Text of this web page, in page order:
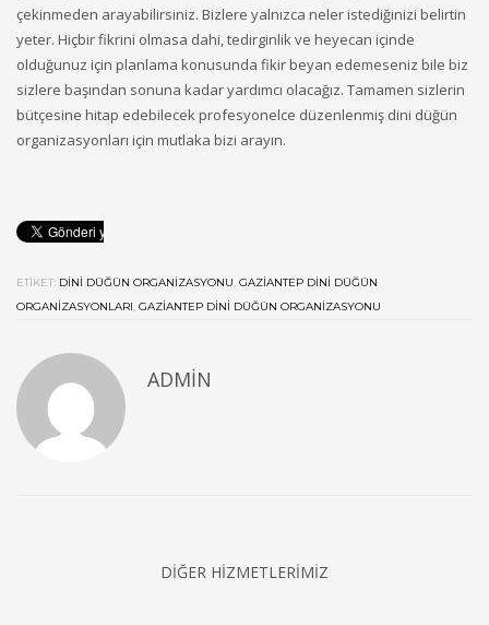
çekinmeden arayabilirsiniz. Bizlere yalnızca neler istediğinizi belirtin
yeter. Hiçbir fikrini olmasa dahi, tedirginlik ve heyecan içinde
olduğunuz için planlama konusunda fikir beyan edemeseniz bile biz
sizlere başından sonuna kadar yardımcı olacağız. Tamamen sizlerin
bütçesine hitap edebilecek profesyonelce düzenlenmiş dini düğün
organizasyonları için mutlaka bizi arayın.
ETIKET: DINI DÜĞÜN ORGANIZASYONU, GAZIANTEP DINI DÜĞÜN
ORGANIZASYONLARI, GAZIANTEP DINI DÜĞÜN ORGANIZASYONU
ADMIN
DIĞER HIZMETLERIMIZ